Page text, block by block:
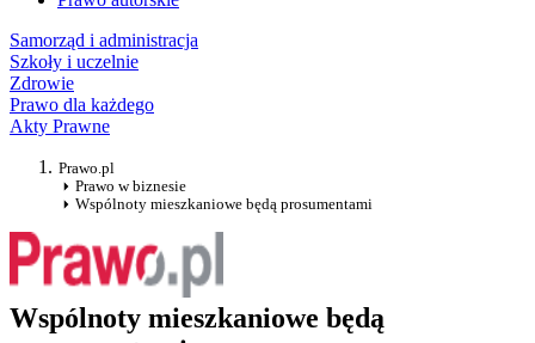
Samorząd i administracja
Szkoły i uczelnie
Zdrowie
Prawo dla każdego
Akty Prawne
Prawo.pl
Prawo w biznesie
Wspólnoty mieszkaniowe będą prosumentami
Wspólnoty mieszkaniowe będą